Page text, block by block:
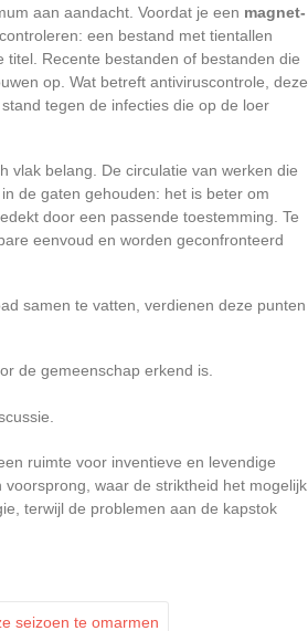
aan aandacht. Voordat je een magnet-
een bestand met tientallen
Recente bestanden of bestanden die
op. Wat betreft antiviruscontrole, deze
tegen de infecties die op de loer
vlak belang. De circulatie van werken die
de gaten gehouden: het is beter om
door een passende toestemming. Te
eenvoud en worden geconfronteerd
samen te vatten, verdienen deze punten
de gemeenschap erkend is.
ruimte voor inventieve en levendige
waar de striktheid het mogelijk
terwijl de problemen aan de kapstok
seizoen te omarmen